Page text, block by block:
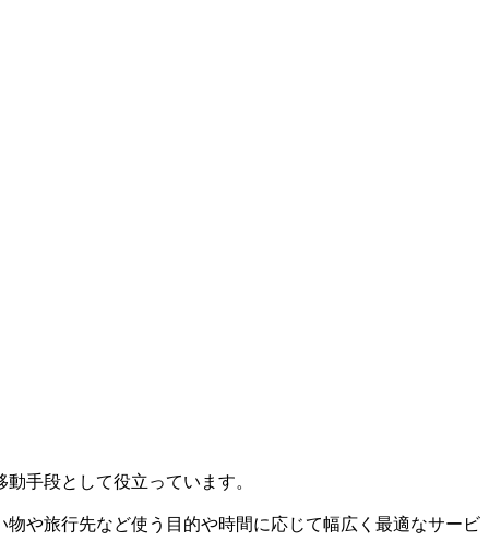
手段として役立っています。
や旅行先など使う目的や時間に応じて幅広く最適なサービ